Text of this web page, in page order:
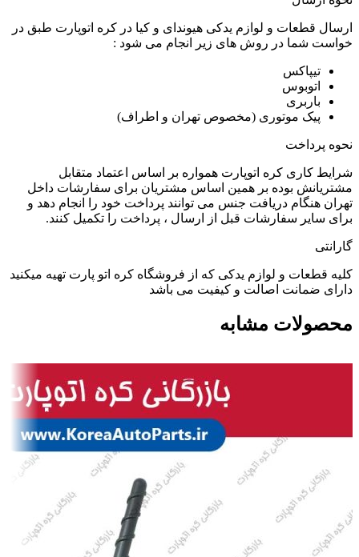
ارسال قطعات و لوازم یدکی هیوندای و کیا در کره اتوپارت طبق در
خواست شما در روش های زیر انجام می شود :
تیپاکس
اتوبوس
باربری
پیک موتوری (مخصوص تهران و اطراف)
نحوه پرداخت
شرایط کاری کره اتوپارت همواره بر اساس اعتماد متقابل
مشتریانش بوده بر همین اساس مشتریان برای سفارشات داخل
تهران هنگام دریافت جنس می توانند پرداخت خود را انجام دهد و
برای سایر سفارشات قبل از ارسال ، پرداخت را تکمیل کنند.
گارانتی
کلیه قطعات و لوازم یدکی که از فروشگاه کره اتو پارت تهیه میکنید
دارای ضمانت اصالت و کیفیت می باشد
محصولات مشابه